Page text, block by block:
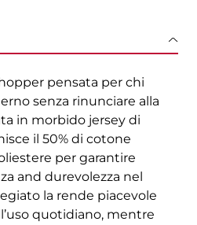
pensata per chi
senza rinunciare alla
in morbido jersey di
il 50% di cotone
per garantire
and durevolezza nel
la rende piacevole
quotidiano, mentre